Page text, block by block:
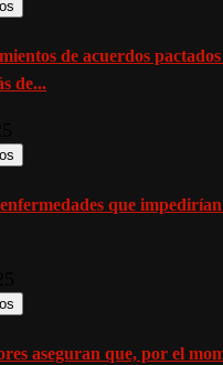
de acuerdos
de...
que
aseguran que, por el